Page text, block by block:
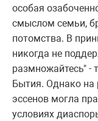
особая
смыслом семьи,
потомства. В
никогда не
pазмножайтесь" -
Бытия. Однако на
эссенов могла
условиях